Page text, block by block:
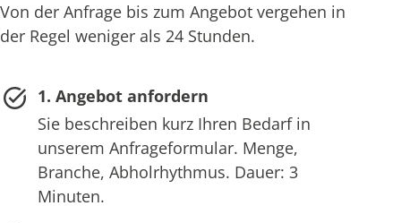
Von der Anfrage bis zum Angebot vergehen in
der Regel weniger als 24 Stunden.
1. Angebot anfordern
Sie beschreiben kurz Ihren Bedarf in
unserem Anfrageformular. Menge,
Branche, Abholrhythmus. Dauer: 3
Minuten.